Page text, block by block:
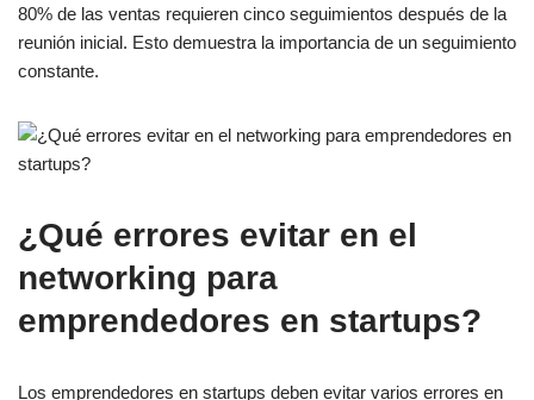
80% de las ventas requieren cinco seguimientos después de la
reunión inicial. Esto demuestra la importancia de un seguimiento
constante.
¿Qué errores evitar en el
networking para
emprendedores en startups?
Los emprendedores en startups deben evitar varios errores en